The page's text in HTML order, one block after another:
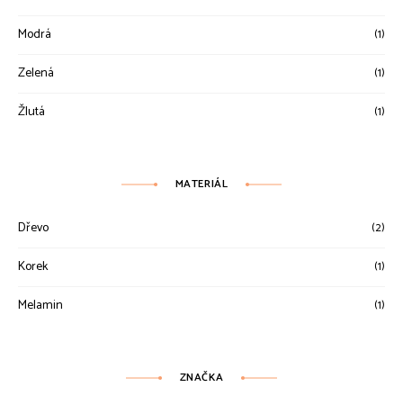
Modrá (1)
Zelená (1)
Žlutá (1)
MATERIÁL
Dřevo (2)
Korek (1)
Melamin (1)
ZNAČKA